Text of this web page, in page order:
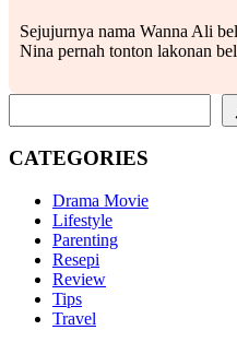
Sejujurnya nama Wanna Ali
Nina pernah tonton lakonan
CATEGORIES
Drama Movie
Lifestyle
Parenting
Resepi
Review
Tips
Travel